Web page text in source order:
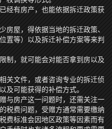
经有房产，也能依据拆迁政策获
房屋，得依据当地的拆迁政策、
置等）以及拆迁补偿方案等来判
制，就可能会对能否拿到房以及
关文件，或者咨询专业的拆迁侦
及可能获得的补偿方式。
与房产这一问题时，还需关注一
税费问题，受赠方通常需要缴纳
费标准会因地区政策等因素而有